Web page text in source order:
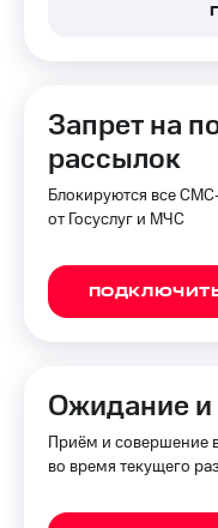
Запрет на
рассылок
Блокируются все
от Госуслуг и МЧС
Ожидание и
Приём и совершение
во время текущего